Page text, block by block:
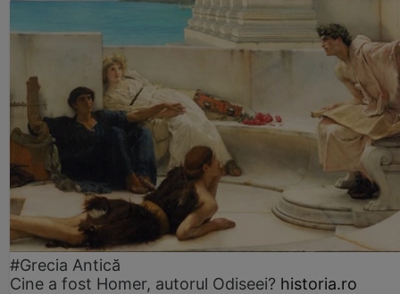
#Grecia Antică
Cine a fost Homer, autorul Odiseei? historia.ro